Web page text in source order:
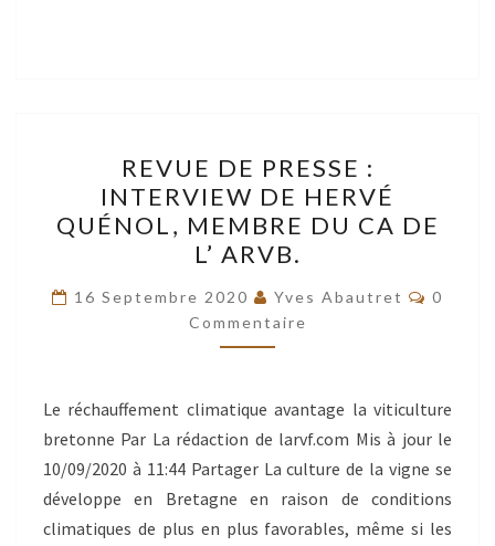
!
DE
PRESSE
:
INTERVIEW
DE
HERVÉ
QUÉNOL,
DU
CA
DE
L’
ARVB.
REVUE DE PRESSE :
INTERVIEW DE HERVÉ
QUÉNOL, MEMBRE DU CA DE
L’ ARVB.
16 Septembre 2020 Yves Abautret
0
Commentaire
Le réchauffement climatique avantage la viticulture
bretonne Par La rédaction de larvf.com Mis à jour le
10/09/2020 à 11:44 Partager La culture de la vigne se
développe en Bretagne en raison de conditions
climatiques de plus en plus favorables, même si les